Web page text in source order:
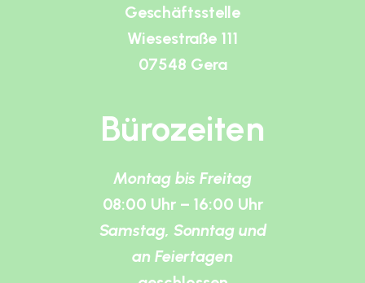
Geschäftsstelle
Wiesestraße 111
07548 Gera
Bürozeiten
Montag bis Freitag
08:00 Uhr – 16:00 Uhr
Samstag, Sonntag und
an Feiertagen